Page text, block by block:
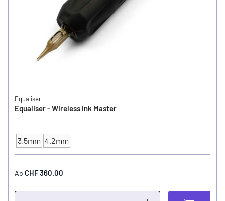
Equaliser
Equaliser - Wireless Ink Master
Hub / Stroke
3.5mm 4.2mm
Ab CHF 360.00